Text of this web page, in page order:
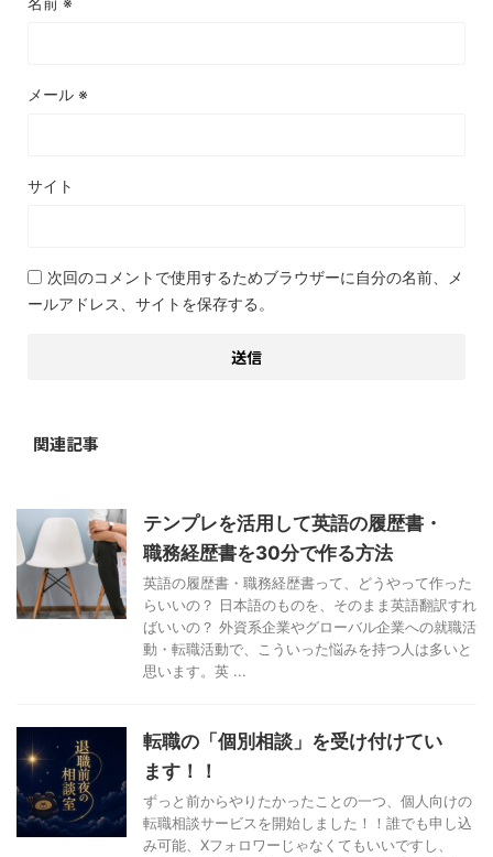
メール ※
サイト
次回のコメントで使用するためブラウザーに自分の名前、メ
ールアドレス、サイトを保存する。
関連記事
テンプレを活用して英語の履歴書・
職務経歴書を30分で作る方法
英語の履歴書・職務経歴書って、どうやって作った
らいいの？ 日本語のものを、そのまま英語翻訳すれ
ばいいの？ 外資系企業やグローバル企業への就職活
動・転職活動で、こういった悩みを持つ人は多いと
思います。英 ...
転職の「個別相談」を受け付けてい
ます！！
ずっと前からやりたかったことの一つ、個人向けの
転職相談サービスを開始しました！！誰でも申し込
み可能、Xフォロワーじゃなくてもいいですし、